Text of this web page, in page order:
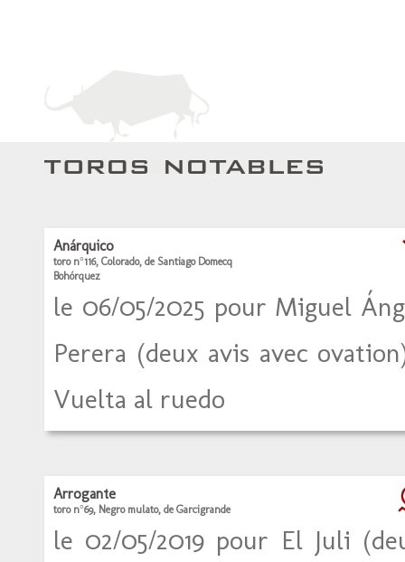
Anárquico
toro n°116, Colorado, de Santiago Domecq
Bohórquez
le 06/05/2025 pour Miguel
Perera (deux avis avec
Vuelta al ruedo
Arrogante
toro n°69, Negro mulato, de Garcigrande
le 02/05/2019 pour El Juli